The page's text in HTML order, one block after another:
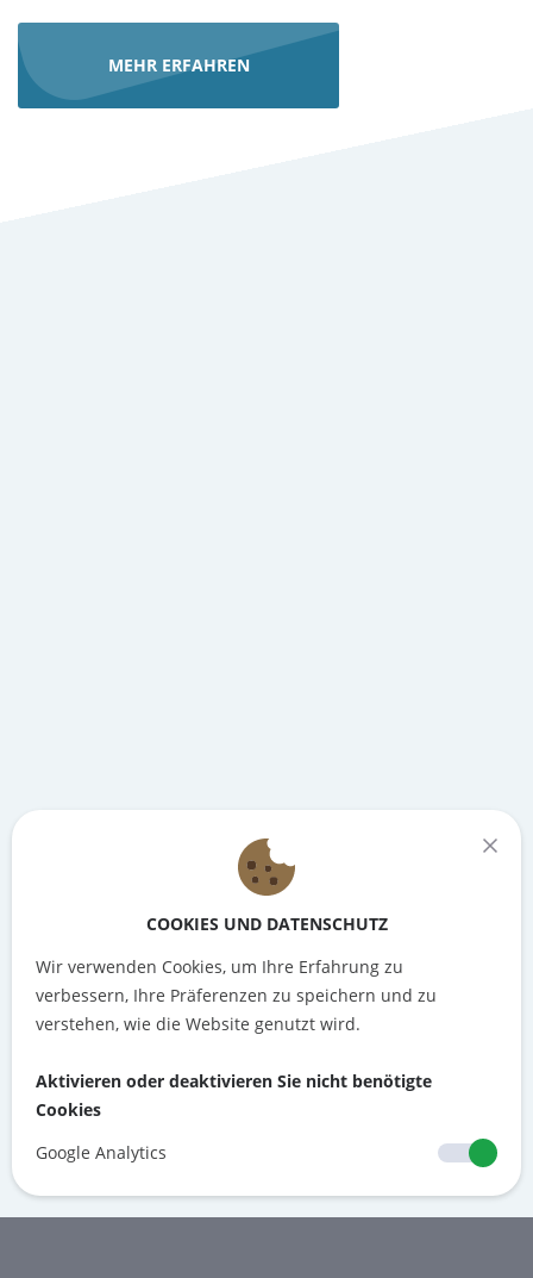
MEHR ERFAHREN
COOKIES UND DATENSCHUTZ
Wir verwenden Cookies, um Ihre Erfahrung zu
verbessern, Ihre Präferenzen zu speichern und zu
verstehen, wie die Website genutzt wird.
Aktivieren oder deaktivieren Sie nicht benötigte
Cookies
Google Analytics